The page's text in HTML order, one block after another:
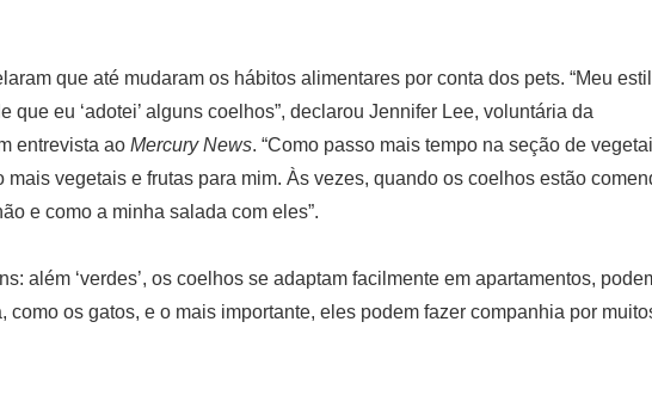
que até mudaram os hábitos alimentares por conta dos pets. “Meu
eu ‘adotei’ alguns coelhos”, declarou Jennifer Lee, voluntária da
entrevista ao Mercury News. “Como passo mais tempo na seção de
vegetais e frutas para mim. Às vezes, quando os coelhos estão
e como a minha salada com eles”.
além ‘verdes’, os coelhos se adaptam facilmente em apartamentos,
como os gatos, e o mais importante, eles podem fazer companhia por